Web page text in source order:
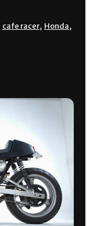
cafe racer, Honda,